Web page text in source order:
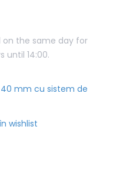
on the same day for
until 14:00.
wishlist